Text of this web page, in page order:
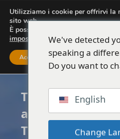
Trasferimento
all'aeroporto -
Tirana
We've detected
speaking a
Do you want to
English
Change
Utilizziamo i cookie per offrirvi la
sito web.
È possibile scoprire quali cookie
impostazioni.
Accettare Impostazioni